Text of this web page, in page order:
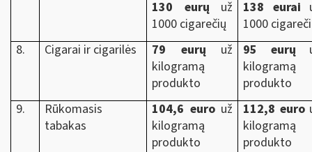
130 eurų už
1000 cigarečių
138 eurai
1000
8.
Cigarai ir cigarilės 79 eurų už
kilogramą
produkto
95 eurų
kilogramą
produkto
9.
Rūkomasis
tabakas
104,6 euro už
kilogramą
produkto
112,8 euro
kilogramą
produkto